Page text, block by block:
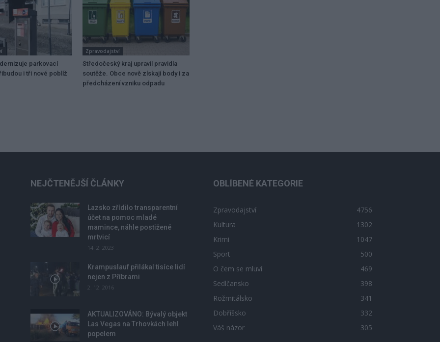
parkovací
i tři nové poblíž
Zpravodajství
Středočeský kraj upravil pravidla
soutěže. Obce nově získají body i za
předcházení vzniku odpadu
NEJČTENĚJŠÍ ČLÁNKY
Lazsko zřídilo transparentní
účet na pomoc mladé
mamince, náhle postižené
mrtvicí
14. 2. 2023
Krampuslauf přilákal tisíce lidí
nejen z Příbrami
2. 12. 2016
AKTUALIZOVÁNO: Bývalý objekt
Las Vegas na Trhovkách lehl
popelem
OBLÍBENÉ KATEGORIE
Zpravodajství
4756
Kultura
1302
Krimi
1047
Sport
500
O čem se mluví
469
Sedlčansko
398
Rožmitálsko
341
Dobříšsko
332
Váš názor
305